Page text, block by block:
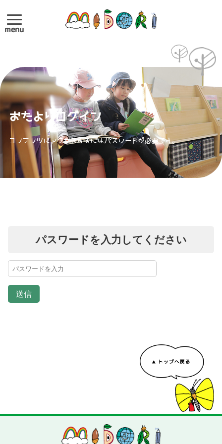
menu
おたよりログイン
コンテンツにアクセスするにはパスワードが必要です。
パスワードを入力してください
送信